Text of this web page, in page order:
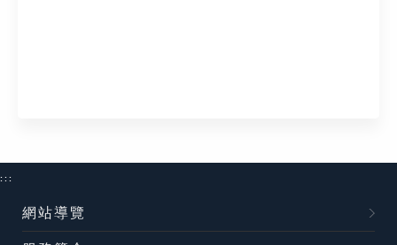
:::
網站導覽